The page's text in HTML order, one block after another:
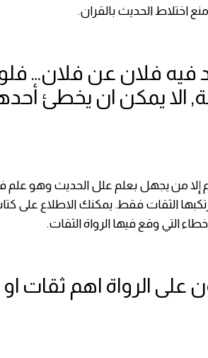
اختلاط الحديث بالقران.
فيه فلان عن فلان…
الا يمكن ان يخطئ
إلا من يجهل بعلم علل الحديث وهو علم
الثقات فقط. يمكنك الاطلاع على
التي وقع فيها الرواة الثقات.
على الرواة اهم ثقات